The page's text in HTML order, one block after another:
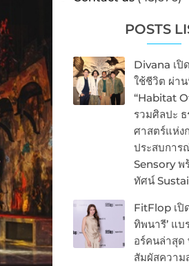
POSTS
Divana เปิ
ใช้ชีวิต ผ่า
“Habitat
รวมศิลปะ
ศาสตร์แห่ง
ประสบกา
Sensory พ
ทัศน์
FitFlop เปิ
ทิพนารี’ แ
อร์คนล่าสุด
สัมผัสความ